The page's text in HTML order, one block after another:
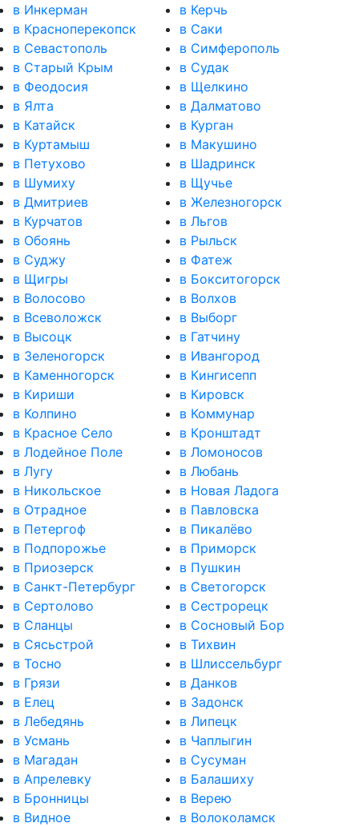
в Инкерман
в Керчь
в Красноперекопск
в Саки
в Севастополь
в Симферополь
в Старый Крым
в Судак
в Феодосия
в Щелкино
в Ялта
в Далматово
в Катайск
в Курган
в Куртамыш
в Макушино
в Петухово
в Шадринск
в Шумиху
в Щучье
в Дмитриев
в Железногорск
в Курчатов
в Льгов
в Обоянь
в Рыльск
в Суджу
в Фатеж
в Щигры
в Бокситогорск
в Волосово
в Волхов
в Всеволожск
в Выборг
в Высоцк
в Гатчину
в Зеленогорск
в Ивангород
в Каменногорск
в Кингисепп
в Кириши
в Кировск
в Колпино
в Коммунар
в Красное Село
в Кронштадт
в Лодейное Поле
в Ломоносов
в Лугу
в Любань
в Никольское
в Новая Ладога
в Отрадное
в Павловска
в Петергоф
в Пикалёво
в Подпорожье
в Приморск
в Приозерск
в Пушкин
в Санкт-Петербург
в Светогорск
в Сертолово
в Сестрорецк
в Сланцы
в Сосновый Бор
в Сясьстрой
в Тихвин
в Тосно
в Шлиссельбург
в Грязи
в Данков
в Елец
в Задонск
в Лебедянь
в Липецк
в Усмань
в Чаплыгин
в Магадан
в Сусуман
в Апрелевку
в Балашиху
в Бронницы
в Верею
в Видное
в Волоколамск